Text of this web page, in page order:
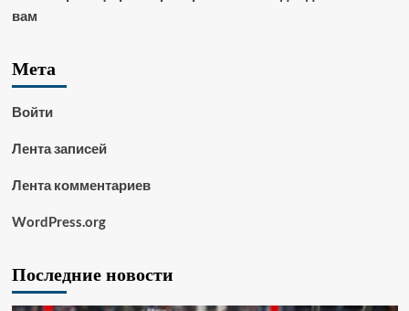
вам
Мета
Войти
Лента записей
Лента комментариев
WordPress.org
Последние новости